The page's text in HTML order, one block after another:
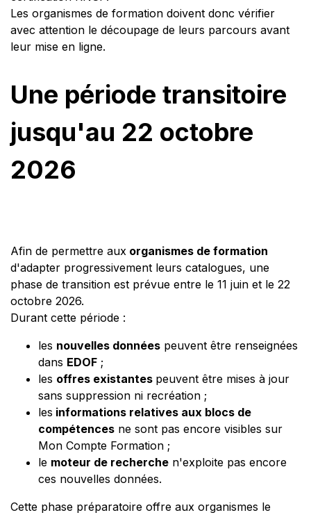
Les organismes de formation doivent donc vérifier
avec attention le découpage de leurs parcours avant
leur mise en ligne.
Une période transitoire
jusqu'au 22 octobre
2026
Afin de permettre aux organismes de formation
d'adapter progressivement leurs catalogues, une
phase de transition est prévue entre le 11 juin et le 22
octobre 2026.
Durant cette période :
les nouvelles données peuvent être renseignées
dans EDOF ;
les offres existantes peuvent être mises à jour
sans suppression ni recréation ;
les informations relatives aux blocs de
compétences ne sont pas encore visibles sur
Mon Compte Formation ;
le moteur de recherche n'exploite pas encore
ces nouvelles données.
Cette phase préparatoire offre aux organismes le